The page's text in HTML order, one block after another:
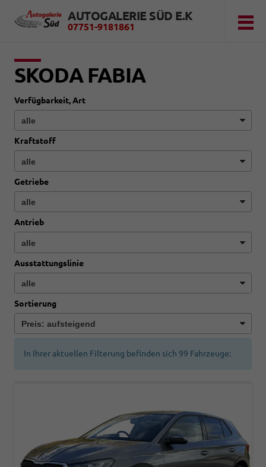
AUTOGALERIE SÜD E.K
07751-9181861
SKODA FABIA
Verfügbarkeit, Art
Kraftstoff
Getriebe
Antrieb
Ausstattungslinie
Sortierung
In Ihrer aktuellen Filterung befinden sich 99 Fahrzeuge: